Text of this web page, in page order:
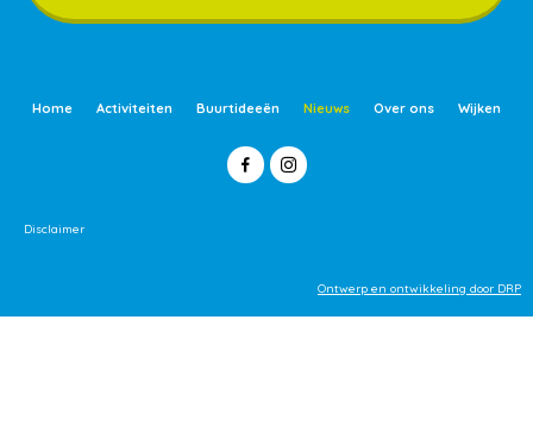
Home Activiteiten Buurtideeën Nieuws Over ons Wijken
Disclaimer
Ontwerp en ontwikkeling door DRP